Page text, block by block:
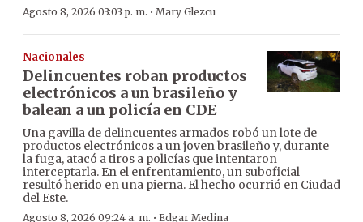
Agosto 8, 2026 03:03 p. m. · Mary Glezcu
Nacionales
Delincuentes roban productos
electrónicos a un brasileño y
balean a un policía en CDE
Una gavilla de delincuentes armados robó un lote de
productos electrónicos a un joven brasileño y, durante
la fuga, atacó a tiros a policías que intentaron
interceptarla. En el enfrentamiento, un suboficial
resultó herido en una pierna. El hecho ocurrió en Ciudad
del Este.
Agosto 8, 2026 09:24 a. m. · Edgar Medina